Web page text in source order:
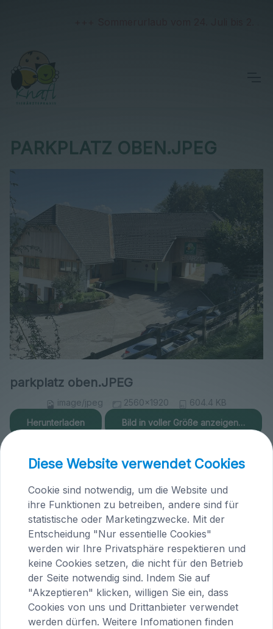
PARKPLATZ OBEN.JPEG
parkplatz oben.JPEG
image/jpeg 2560x1920
604.4 KB
Herunterladen
Bild in voller Größe anzeigen…
Praxis Maria Saal (Kärnten)
Brandlhof
Höfern 1
A-9063 Maria Saal
Österreich
Tel.04223 / 200 23
Diese Website verwendet Cookies
Cookie sind notwendig, um die Website und
ihre Funktionen zu betreiben, andere sind für
statistische oder Marketingzwecke. Mit der
Entscheidung "Nur essentielle Cookies"
werden wir Ihre Privatsphäre respektieren und
keine Cookies setzen, die nicht für den Betrieb
der Seite notwendig sind. Indem Sie auf
"Akzeptieren" klicken, willigen Sie ein, dass
Cookies von uns und Drittanbieter verwendet
werden dürfen. Weitere Infomationen finden